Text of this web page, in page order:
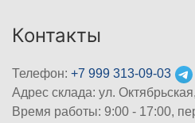
Контакты
Телефон: +7 999 313-09-03
Адрес склада: ул.
Время работы: 9:00 - 17:00,